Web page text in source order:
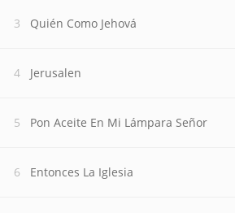
Quién Como Jehová
Jerusalen
Pon Aceite En Mi Lámpara Señor
Entonces La Iglesia